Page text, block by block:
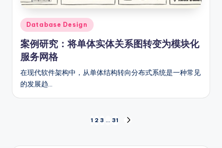
Posted
in
Database Design
案例研究：将单体实体关系图转变为模块化
服务网格
在现代软件架构中，从单体结构转向分布式系统是一种常见
的发展趋…
章
1 2 3 … 31